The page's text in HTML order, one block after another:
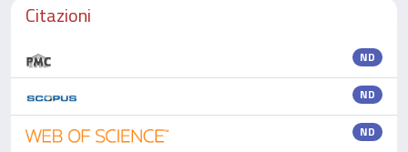
Citazioni
ND
ND
ND